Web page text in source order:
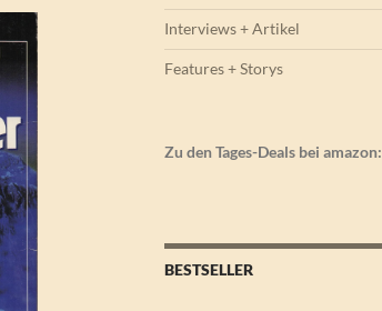
Interviews + Artikel
Features + Storys
Zu den Tages-Deals bei amazon:
BESTSELLER